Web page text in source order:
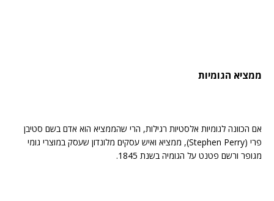
ממציא הגומיות
אם הכוונה לגומיות אלסטיות רגילות, הרי שהממציא הוא אדם בשם סטיבן
פרי (Stephen Perry), ממציא ואיש עסקים מלונדון שעסק במוצרי גומי
מגופר ורשם פטנט על הגומיה בשנת 1845.